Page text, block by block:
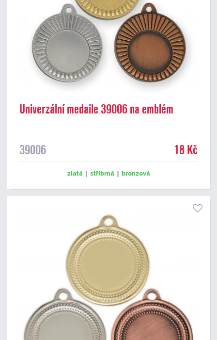
Univerzální medaile 39006 na emblém
39006 18 Kč
zlatá | stříbrná | bronzová